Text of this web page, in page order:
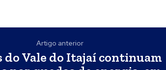
Artigo anterior
do Vale do Itajaí continuam